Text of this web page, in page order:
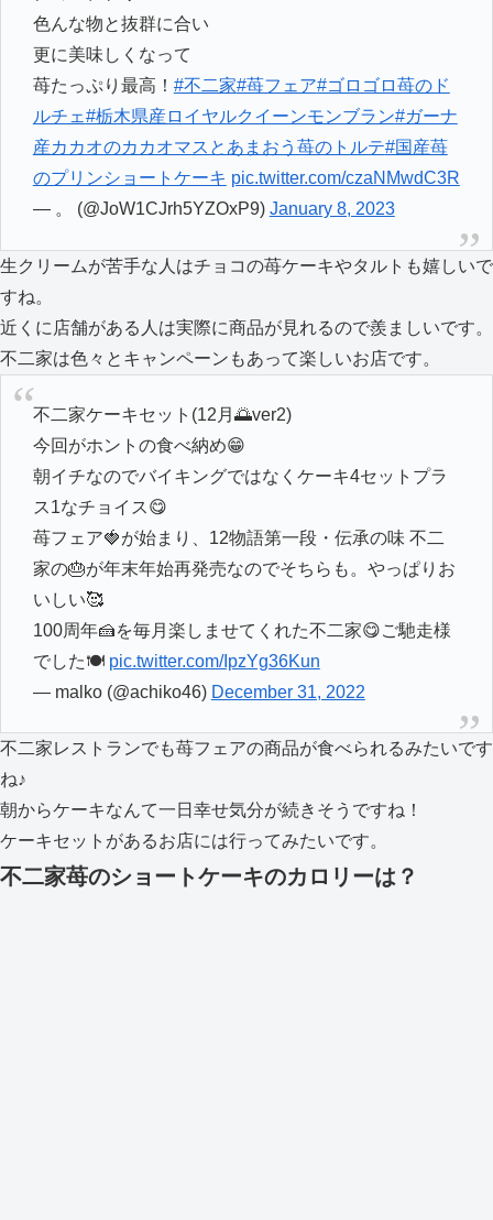
色んな物と抜群に合い
更に美味しくなって
苺たっぷり最高！ #不二家#苺フェア#ゴロゴロ苺のド
ルチェ#栃木県産ロイヤルクイーンモンブラン#ガーナ
産カカオのカカオマスとあまおう苺のトルテ#国産苺
のプリンショートケーキ pic.twitter.com/czaNMwdC3R
— 。 (@JoW1CJrh5YZOxP9) January 8, 2023
生クリームが苦手な人はチョコの苺ケーキやタルトも嬉しいで
すね。
近くに店舗がある人は実際に商品が見れるので羨ましいです。
不二家は色々とキャンペーンもあって楽しいお店です。
不二家ケーキセット(12月🌅ver2)
今回がホントの食べ納め😁
朝イチなのでバイキングではなくケーキ4セットプラ
ス1なチョイス😋
苺フェア🍓が始まり、12物語第一段・伝承の味 不二
家の🎂が年末年始再発売なのでそちらも。やっぱりお
いしい🥰
100周年🍰を毎月楽しませてくれた不二家😋ご馳走様
でした🍽️ pic.twitter.com/IpzYg36Kun
— malko (@achiko46) December 31, 2022
不二家レストランでも苺フェアの商品が食べられるみたいです
ね♪
朝からケーキなんて一日幸せ気分が続きそうですね！
ケーキセットがあるお店には行ってみたいです。
不二家苺のショートケーキのカロリーは？